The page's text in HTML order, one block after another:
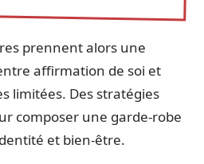
prennent alors une
affirmation de soi et
limitées. Des stratégies
composer une garde-robe
et bien-être.